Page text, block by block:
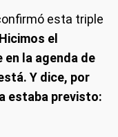
esta triple
Hicimos el
la agenda de
Y dice, por
estaba previsto: